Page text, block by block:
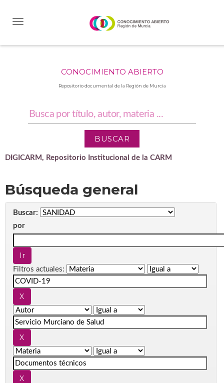
CONOCIMIENTO ABIERTO
Repositorio documental de la Región de Murcia
DIGICARM, Repositorio Institucional de la CARM
Búsqueda general
Buscar:
por
Filtros actuales: